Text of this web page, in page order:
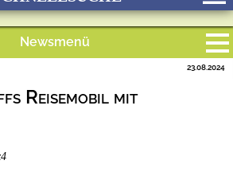
geöffnet
Newsmenü
Campingplätze
Reisemobil mit
23.08.2024